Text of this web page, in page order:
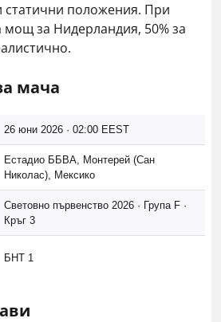
статични положения. При
мощ за Нидерландия, 50% за
мача
26 юни 2026 · 02:00 EEST
Естадио ББВА, Монтерей (Сан
Николас), Мексико
Световно първенство 2026 · Група F ·
Кръг 3
БНТ 1